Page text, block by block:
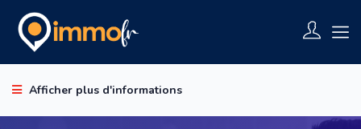
Afficher plus d'informations